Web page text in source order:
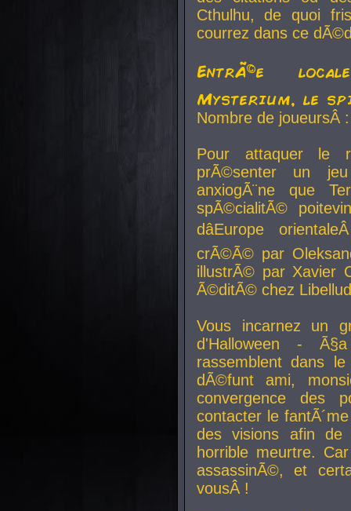
Cthulhu, de quoi
courrez dans ce
EntrÃ©e
Mysterium, le
Nombre de
Pour attaquer le
prÃ©senter un
anxiogÃ¨ne que
spÃ©cialitÃ©
dâEurope
crÃ©Ã© par
illustrÃ© par Xavier
Ã©ditÃ© chez
Vous incarnez un
d'Halloween -
rassemblent dans
dÃ©funt ami,
convergence des
contacter le
des visions afin
horrible meurtre.
assassinÃ©, et
vousÂ !